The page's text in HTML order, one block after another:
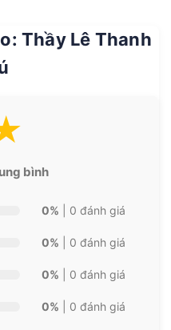
Thầy Lê Thanh
bình
0% | 0 đánh giá
0% | 0 đánh giá
0% | 0 đánh giá
0% | 0 đánh giá